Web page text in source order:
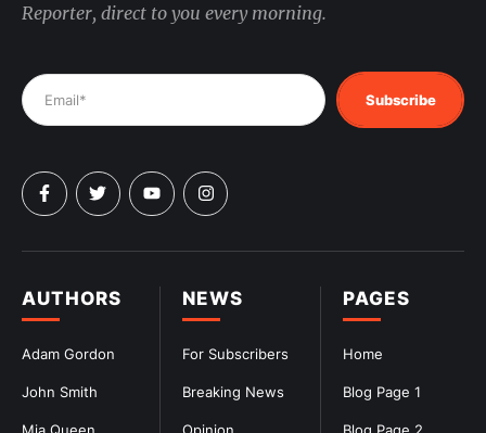
PAGES
Home
Blog Page 1
NEWS
For Subscribers
Breaking News
AUTHORS
Adam Gordon
John Smith
Reporter, direct to you every morning.
Subscribe